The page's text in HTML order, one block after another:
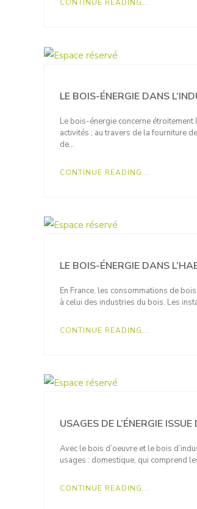
CONTINUE READING...
LE BOIS-ÉNERGIE DANS
Le bois-énergie concerne
activités ; au travers de la fourniture
de…
CONTINUE READING...
LE BOIS-ÉNERGIE DANS
En France, les consommations de
à celui des industries du bois. Les
CONTINUE READING...
USAGES DE L’ÉNERGIE
Avec le bois d’oeuvre et le bois
usages : domestique, qui comprend
CONTINUE READING...